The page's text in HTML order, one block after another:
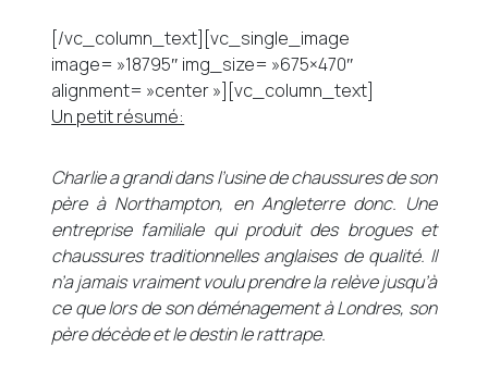
[/vc_column_text][vc_single_image
image= »18795″ img_size= »675×470″
alignment= »center »][vc_column_text]
Un petit résumé:
Charlie a grandi dans l’usine de chaussures de son
père à Northampton, en Angleterre donc. Une
entreprise familiale qui produit des brogues et
chaussures traditionnelles anglaises de qualité. Il
n’a jamais vraiment voulu prendre la relève jusqu’à
ce que lors de son déménagement à Londres, son
père décède et le destin le rattrape.